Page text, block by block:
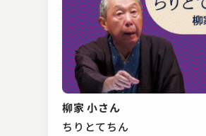
柳家 小さん
ちりとてちん
桂 文治
擬宝珠
2023.12.16 | 17分